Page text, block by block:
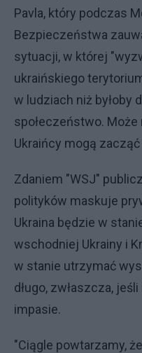
Pavla, który podczas
Bezpieczeństwa
sytuacji, w której
ukraińskiego
w ludziach niż byłoby
społeczeństwo.
Ukraińcy mogą
Zdaniem "WSJ"
polityków maskuje
Ukraina będzie w
wschodniej Ukrainy i
w stanie utrzymać
długo, zwłaszcza,
impasie.
"Ciągle powtarzamy,